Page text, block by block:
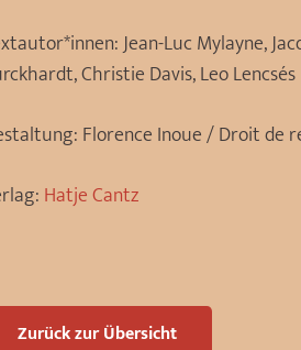
Jean-Luc Mylayne,
Christie Davis, Leo Lencsés
Florence Inoue / Droit de
Hatje Cantz
Zurück zur Übersicht